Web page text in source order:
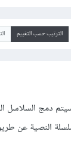
الترتيب حسب التقييم
دمج السلاسل
النصية عن